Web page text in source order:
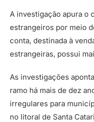
A investigação apura o
estrangeiros por meio
conta, destinada à
estrangeiras, possui
As investigações
ramo há mais de dez
irregulares para
no litoral de Santa